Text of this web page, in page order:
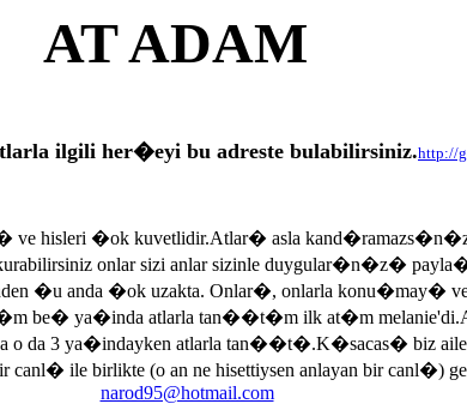
AT ADAM
ilgili her�eyi bu adreste bulabilirsiniz.http://
hisleri �ok kuvetlidir.Atlar� asla
onlar sizi anlar sizinle duygular�n�z�
�u anda �ok uzakta. Onlar�, onlarla konu�may�
be� ya�inda atlarla tan��t�m ilk at�m
o da 3 ya�indayken atlarla tan��t�.K�sacas� biz
ile birlikte (o an ne hisettiysen anlayan bir canl�)
narod95@hotmail.com